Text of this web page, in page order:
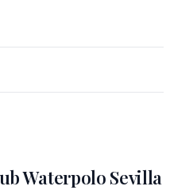
Waterpolo Sevilla